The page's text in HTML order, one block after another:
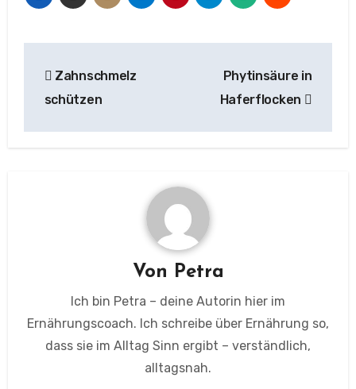
Zahnschmelz
schützen
Phytinsäure in
Haferflocken
Von Petra
Ich bin Petra – deine Autorin hier im
Ernährungscoach. Ich schreibe über Ernährung so,
dass sie im Alltag Sinn ergibt – verständlich,
alltagsnah.